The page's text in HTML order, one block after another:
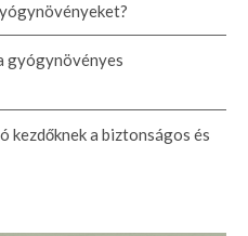
gyógynövényes
kezdőknek a biztonságos és